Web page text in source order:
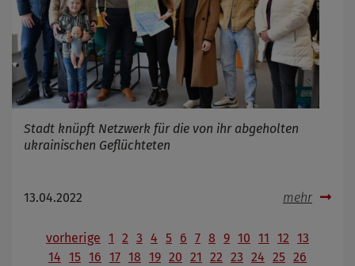
Stadt knüpft Netzwerk für die von ihr abgeholten
ukrainischen Geflüchteten
13.04.2022 mehr
vorherige 1 2 3 4 5 6 7 8 9 10 11 12 13
14 15 16 17 18 19 20 21 22 23 24 25 26